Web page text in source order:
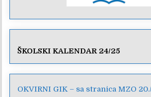
ŠKOLSKI KALENDAR 24/25
OKVIRNI GIK – sa stranica MZO